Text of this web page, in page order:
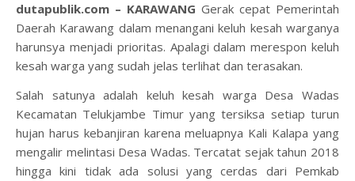
dutapublik.com – KARAWANG Gerak cepat Pemerintah
Daerah Karawang dalam menangani keluh kesah warganya
harunsya menjadi prioritas. Apalagi dalam merespon keluh
kesah warga yang sudah jelas terlihat dan terasakan.
Salah satunya adalah keluh kesah warga Desa Wadas
Kecamatan Telukjambe Timur yang tersiksa setiap turun
hujan harus kebanjiran karena meluapnya Kali Kalapa yang
mengalir melintasi Desa Wadas. Tercatat sejak tahun 2018
hingga kini tidak ada solusi yang cerdas dari Pemkab